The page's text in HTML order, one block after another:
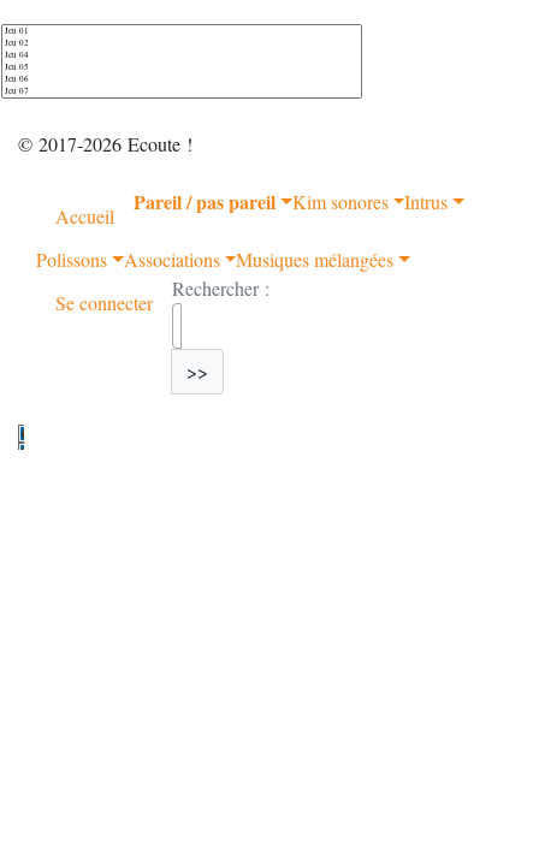
© 2017-2026 Ecoute !
Accueil
Pareil / pas pareil Kim sonores Intrus
Polissons Associations
Musiques mélangées
Se connecter
Rechercher :
>>